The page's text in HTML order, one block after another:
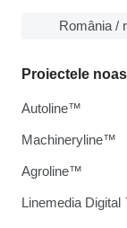
România /
Proiectele
Autoline™
Machineryline™
Agroline™
Linemedia